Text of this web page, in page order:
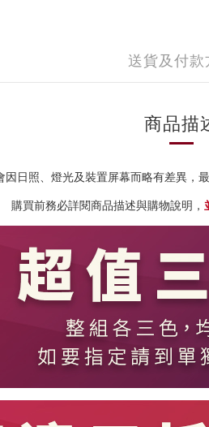
送貨及付款
商品描
因日照、燈光及裝置屏幕而略有差異，
購買前務必詳閱商品描述與購物說明，